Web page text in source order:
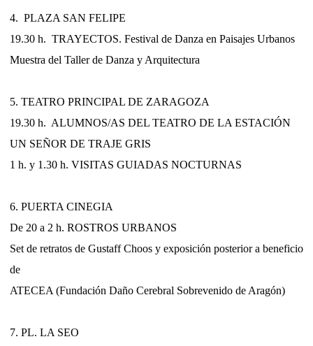
4. PLAZA SAN FELIPE
19.30 h. TRAYECTOS. Festival de Danza en Paisajes Urbanos
Muestra del Taller de Danza y Arquitectura
5. TEATRO PRINCIPAL DE ZARAGOZA
19.30 h. ALUMNOS/AS DEL TEATRO DE LA ESTACIÓN
UN SEÑOR DE TRAJE GRIS
1 h. y 1.30 h. VISITAS GUIADAS NOCTURNAS
6. PUERTA CINEGIA
De 20 a 2 h. ROSTROS URBANOS
Set de retratos de Gustaff Choos y exposición posterior a beneficio
de
ATECEA (Fundación Daño Cerebral Sobrevenido de Aragón)
7. PL. LA SEO